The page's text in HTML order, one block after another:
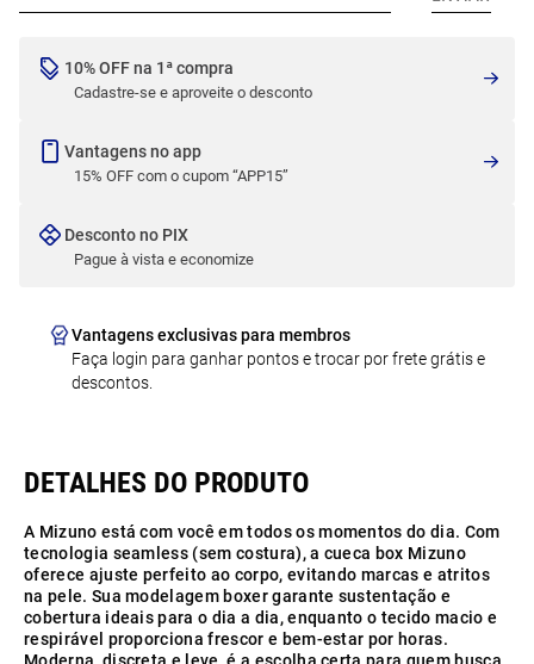
10% OFF na 1ª compra
Cadastre-se e aproveite o desconto
Vantagens no app
15% OFF com o cupom “APP15”
Desconto no PIX
Pague à vista e economize
Vantagens exclusivas para membros
Faça login para ganhar pontos e trocar por frete grátis e
descontos.
A Mizuno está com você em todos os momentos do dia. Com
tecnologia seamless (sem costura), a cueca box Mizuno
oferece ajuste perfeito ao corpo, evitando marcas e atritos
na pele. Sua modelagem boxer garante sustentação e
cobertura ideais para o dia a dia, enquanto o tecido macio e
respirável proporciona frescor e bem-estar por horas.